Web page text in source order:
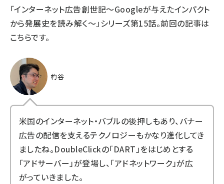
「インターネット広告創世記〜Googleが与えたインパクト
から発展史を読み解く～」シリーズ第15話。前回の記事は
こちらです。
杓谷
米国のインターネット・バブルの後押しもあり、バナー
広告の配信を支えるテクノロジーもかなり進化してき
ましたね。DoubleClickの「DART」をはじめとする
「アドサーバー」が登場し、「アドネットワーク」が広
がっていきました。